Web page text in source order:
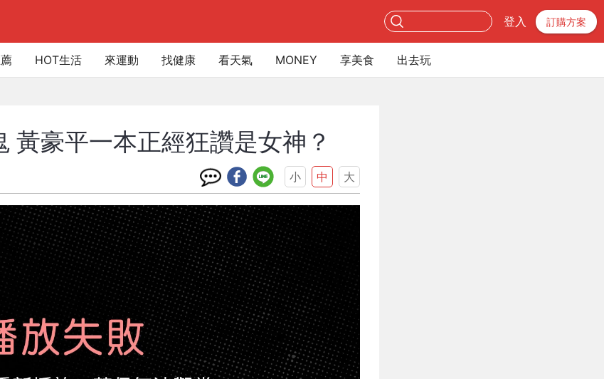
登入 訂購方案
HOT生活 來運動 找健康 看天氣 MONEY 享美食 出去玩
黃豪平一本正經狂讚是女神？
小 中 大